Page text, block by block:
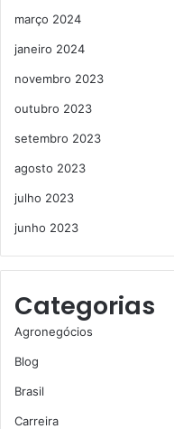
março 2024
janeiro 2024
novembro 2023
outubro 2023
setembro 2023
agosto 2023
julho 2023
junho 2023
Categorias
Agronegócios
Blog
Brasil
Carreira